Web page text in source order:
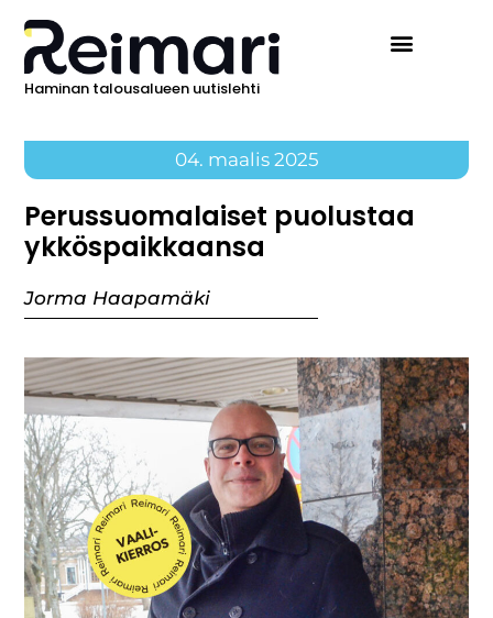
Haminan talousalueen uutislehti
04. maalis 2025
Perussuomalaiset puolustaa
ykköspaikkaansa
Jorma Haapamäki